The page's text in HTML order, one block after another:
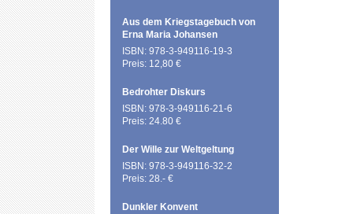
Aus dem Kriegstagebuch von
Erna Maria Johansen
ISBN: 978-3-949116-19-3
Preis: 12,80 €
Bedrohter Diskurs
ISBN: 978-3-949116-21-6
Preis: 24.80 €
Der Wille zur Weltgeltung
ISBN: 978-3-949116-32-2
Preis: 28.- €
Dunkler Konvent